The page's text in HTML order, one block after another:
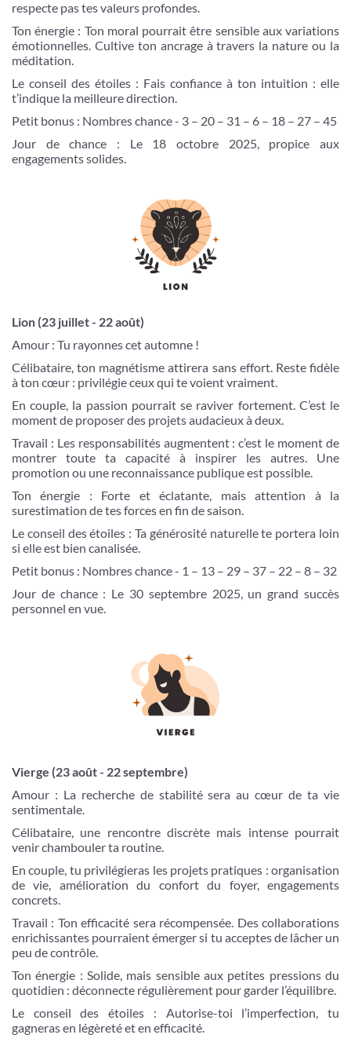
respecte pas tes valeurs profondes.
Ton énergie : Ton moral pourrait être sensible aux variations
émotionnelles. Cultive ton ancrage à travers la nature ou la
méditation.
Le conseil des étoiles : Fais confiance à ton intuition : elle
t’indique la meilleure direction.
Petit bonus : Nombres chance - 3 – 20 – 31 – 6 – 18 – 27 – 45
Jour de chance : Le 18 octobre 2025, propice aux
engagements solides.
Lion (23 juillet - 22 août)
Amour : Tu rayonnes cet automne !
Célibataire, ton magnétisme attirera sans effort. Reste fidèle
à ton cœur : privilégie ceux qui te voient vraiment.
En couple, la passion pourrait se raviver fortement. C’est le
moment de proposer des projets audacieux à deux.
Travail : Les responsabilités augmentent : c’est le moment de
montrer toute ta capacité à inspirer les autres. Une
promotion ou une reconnaissance publique est possible.
Ton énergie : Forte et éclatante, mais attention à la
surestimation de tes forces en fin de saison.
Le conseil des étoiles : Ta générosité naturelle te portera loin
si elle est bien canalisée.
Petit bonus : Nombres chance - 1 – 13 – 29 – 37 – 22 – 8 – 32
Jour de chance : Le 30 septembre 2025, un grand succès
personnel en vue.
Vierge (23 août - 22 septembre)
Amour : La recherche de stabilité sera au cœur de ta vie
sentimentale.
Célibataire, une rencontre discrète mais intense pourrait
venir chambouler ta routine.
En couple, tu privilégieras les projets pratiques : organisation
de vie, amélioration du confort du foyer, engagements
concrets.
Travail : Ton efficacité sera récompensée. Des collaborations
enrichissantes pourraient émerger si tu acceptes de lâcher un
peu de contrôle.
Ton énergie : Solide, mais sensible aux petites pressions du
quotidien : déconnecte régulièrement pour garder l’équilibre.
Le conseil des étoiles : Autorise-toi l’imperfection, tu
gagneras en légèreté et en efficacité.